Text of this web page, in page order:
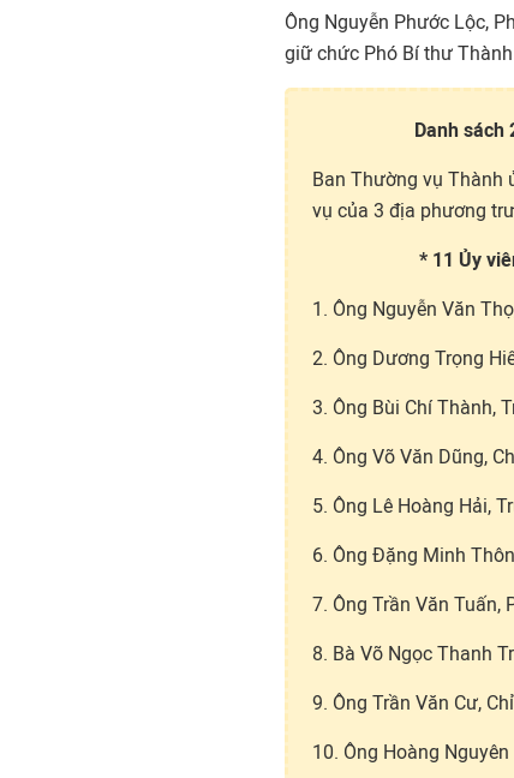
Ông Nguyễn Phước Lộc,
giữ chức Phó Bí thư Thành
Danh sách
Ban Thường vụ Thành
vụ của 3 địa phương
* 11 Ủy
1. Ông Nguyễn Văn
2. Ông Dương Trọng
3. Ông Bùi Chí Thành,
4. Ông Võ Văn Dũng,
5. Ông Lê Hoàng Hải,
6. Ông Đặng Minh
7. Ông Trần Văn Tuấn,
8. Bà Võ Ngọc Thanh
9. Ông Trần Văn Cư,
10. Ông Hoàng